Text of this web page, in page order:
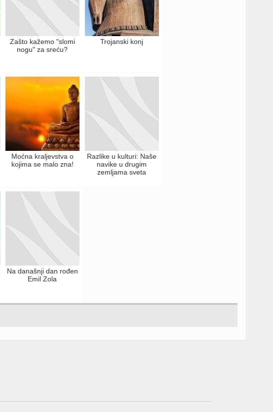
Zašto kažemo "slomi
nogu" za sreću?
Trojanski konj
Moćna kraljevstva o
kojima se malo zna!
Razlike u kulturi: Naše
navike u drugim
zemljama sveta
Na današnji dan rođen
Emil Zola